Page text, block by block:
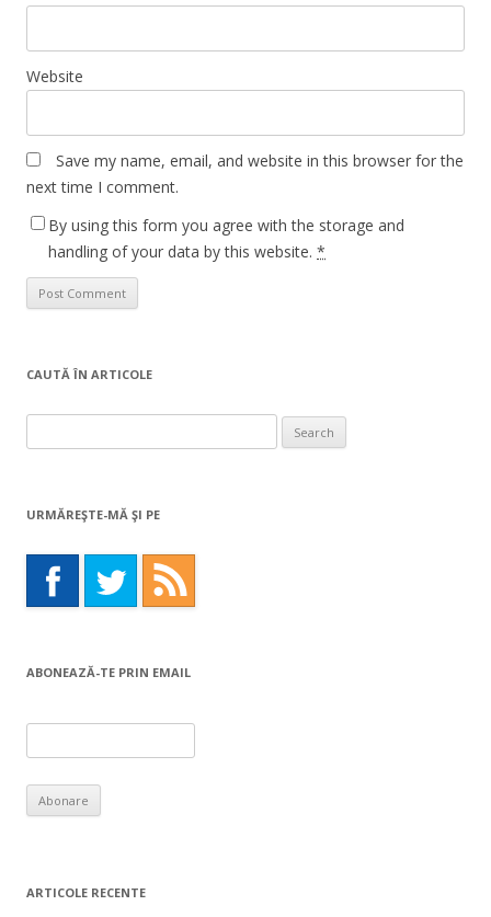
Website
Save my name, email, and website in this browser for the
next time I comment.
By using this form you agree with the storage and
handling of your data by this website. *
CAUTĂ ÎN ARTICOLE
for:
URMĂREŞTE-MĂ ŞI PE
ABONEAZĂ-TE PRIN EMAIL
ARTICOLE RECENTE